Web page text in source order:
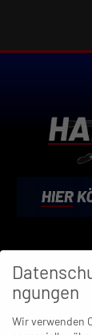
ngungen
Wir verwenden